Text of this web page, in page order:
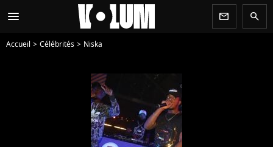
menu newsletter search
Accueil Célébrités Niska